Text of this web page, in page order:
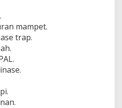
mampet.
trap.